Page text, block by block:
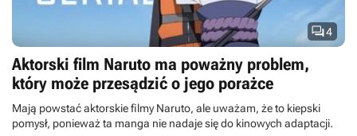
4
Aktorski film Naruto ma poważny problem,
który może przesądzić o jego porażce
Mają powstać aktorskie filmy Naruto, ale uważam, że to kiepski
pomysł, ponieważ ta manga nie nadaje się do kinowych adaptacji.